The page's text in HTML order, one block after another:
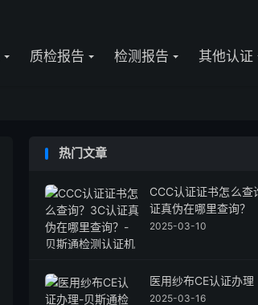
质检报告 检测报告 其他认证
热门文章
CCC认证证书怎么查
证真伪在哪里查询？
2025-03-10
医用纱布CE认证办理
2025-03-16